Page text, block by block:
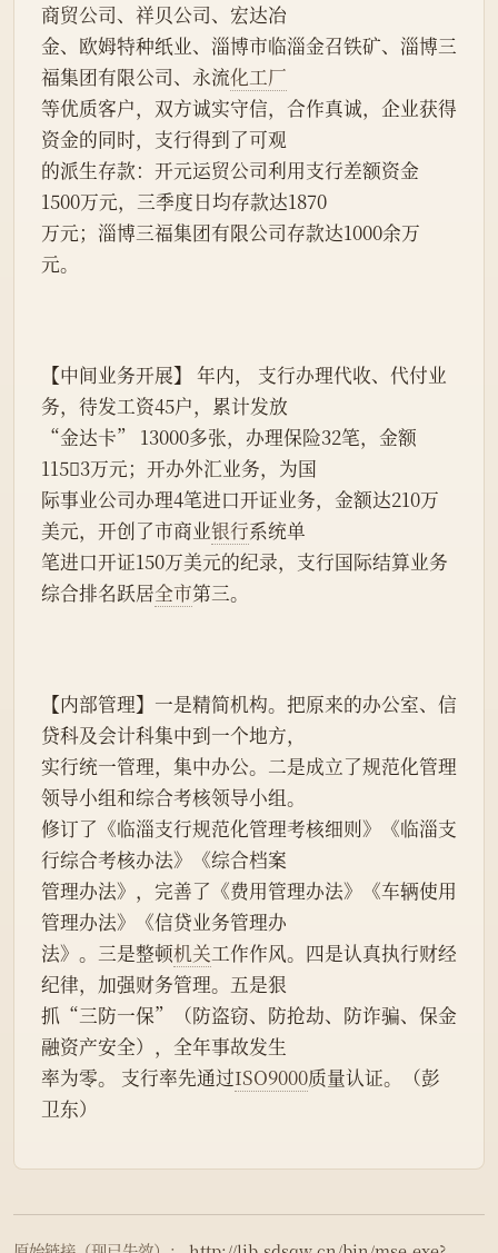
商贸公司、祥贝公司、宏达冶
金、欧姆特种纸业、淄博市临淄金召铁矿、淄博三
福集团有限公司、永流化工厂
等优质客户，双方诚实守信，合作真诚，企业获得
资金的同时，支行得到了可观
的派生存款：开元运贸公司利用支行差额资金
1500万元，三季度日均存款达1870
万元；淄博三福集团有限公司存款达1000余万
元。
【中间业务开展】 年内， 支行办理代收、代付业
务，待发工资45户，累计发放
“金达卡” 13000多张，办理保险32笔，金额
1153万元；开办外汇业务，为国
际事业公司办理4笔进口开证业务，金额达210万
美元，开创了市商业银行系统单
笔进口开证150万美元的纪录，支行国际结算业务
综合排名跃居全市第三。
【内部管理】一是精简机构。把原来的办公室、信
贷科及会计科集中到一个地方，
实行统一管理，集中办公。二是成立了规范化管理
领导小组和综合考核领导小组。
修订了《临淄支行规范化管理考核细则》《临淄支
行综合考核办法》《综合档案
管理办法》，完善了《费用管理办法》《车辆使用
管理办法》《信贷业务管理办
法》。三是整顿机关工作作风。四是认真执行财经
纪律，加强财务管理。五是狠
抓“三防一保”（防盗窃、防抢劫、防诈骗、保金
融资产安全），全年事故发生
率为零。 支行率先通过ISO9000质量认证。（彭
卫东）